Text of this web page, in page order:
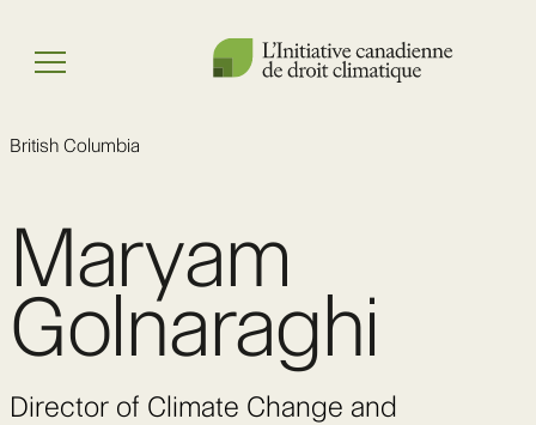
content
Menu
British Columbia
Maryam
Golnaraghi
Director of Climate Change and